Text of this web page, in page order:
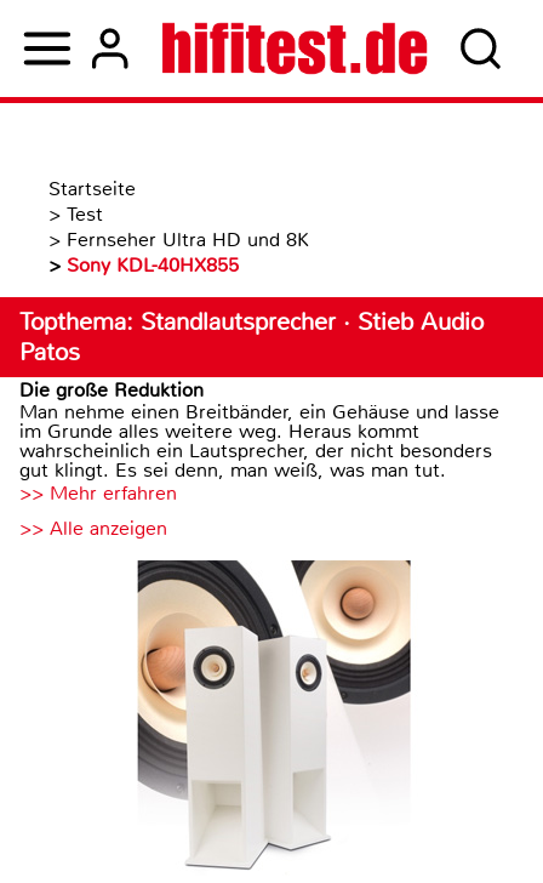
Startseite
> Test
> Fernseher Ultra HD und 8K
> Sony KDL-40HX855
Topthema: Standlautsprecher · Stieb Audio
Patos
Die große Reduktion
Man nehme einen Breitbänder, ein Gehäuse und lasse
im Grunde alles weitere weg. Heraus kommt
wahrscheinlich ein Lautsprecher, der nicht besonders
gut klingt. Es sei denn, man weiß, was man tut.
>> Mehr erfahren
>> Alle anzeigen